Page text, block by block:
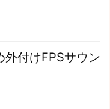
外付けFPSサウン